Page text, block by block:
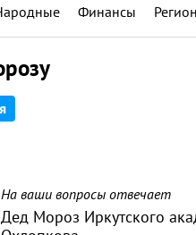
Финансы
На ваши вопросы отвечает
Дед Мороз Иркутского